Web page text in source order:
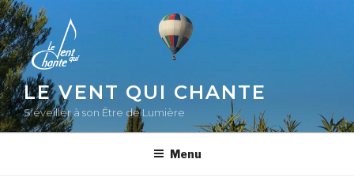
Aller
au
contenu
principal
LE VENT QUI CHANTE
S’éveiller à son Être de Lumière
Menu